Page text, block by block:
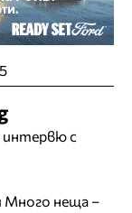
с
Много неща –